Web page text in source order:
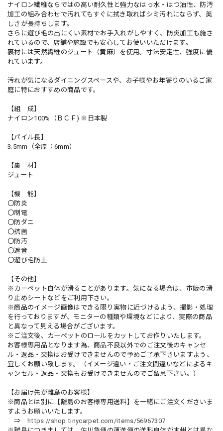
ナイロン繊維ならではの高い耐久性と強力なはっ水・はつ油性、防汚
加工の組み合わせで汚れてもすぐに拭き取ればシミ汚れにならず、美
しさが長持ちします。
さらに遊び毛の出にくい素材でお手入れがしやすく、防炎加工も施さ
れているので、店舗や施設でも安心してお使いいただけます。
裏材には天然繊維のジュート（黄麻）を使用。寸法安定性、強度に優
れています。
汚れが気になるダイニングスペースや、お子様やお年寄りのいるご家
庭に特におすすめの商品です。
【組 成】
ナイロン100%（ＢＣＦ) ※日本製
【パイル長】
3.5mm（全厚：6mm）
【裏 材】
ジュート
【機 能】
〇防炎
〇制電
〇防ダニ
〇抗菌
〇防汚
〇遮音
〇遊び毛防止
【その他】
※カーペット自体が滑ることがあります。気になる場合は、市販の滑
り止めシートなどをご利用下さい。
※商品のイメージ画像はできる限り実物に近づけるよう、撮影・処理
を行っておりますが、モニターの種類や環境などにより、実際の商品
と異なって見える場合がございます。
※ご注文後、カーペットのロールをカットしてお作りいたします。
お客様専用品となります為、商品不良以外でのご注文後のキャンセ
ル・返品・交換はお受けできませんので予めご了承下さいますよう、
宜しくお願い致します。（イメージ違い・ご注文間違いなどによるキ
ャンセル・返品・交換もお受けできませんのでご留意下さい。）
【お届け先が離島のお客様】
※商品とは別に【離島のお客様専用送料】を一緒にご注文くださいま
すようお願いいたします。
⇒
https://shop.tinycarpet.com/items/56967307